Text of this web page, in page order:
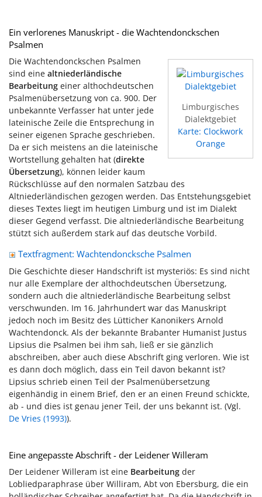
Ein verlorenes Manuskript - die Wachtendonckschen
Psalmen
Limburgisches
Dialektgebiet
Karte: Clockwork
Orange
Die Wachtendonckschen Psalmen
sind eine altniederländische
Bearbeitung einer althochdeutschen
Psalmenübersetzung von ca. 900. Der
unbekannte Verfasser hat unter jede
lateinische Zeile die Entsprechung in
seiner eigenen Sprache geschrieben.
Da er sich meistens an die lateinische
Wortstellung gehalten hat (direkte
Übersetzung), können leider kaum
Rückschlüsse auf den normalen Satzbau des
Altniederländischen gezogen werden. Das Entstehungsgebiet
dieses Textes liegt im heutigen Limburg und ist im Dialekt
dieser Gegend verfasst. Die altniederländische Bearbeitung
stützt sich außerdem stark auf das deutsche Vorbild.
Textfragment: Wachtendoncksche Psalmen
Die Geschichte dieser Handschrift ist mysteriös: Es sind nicht
nur alle Exemplare der althochdeutschen Übersetzung,
sondern auch die altniederländische Bearbeitung selbst
verschwunden. Im 16. Jahrhundert war das Manuskript
jedoch noch im Besitz des Lütticher Kanonikers Arnold
Wachtendonck. Als der bekannte Brabanter Humanist Justus
Lipsius die Psalmen bei ihm sah, ließ er sie gänzlich
abschreiben, aber auch diese Abschrift ging verloren. Wie ist
es dann doch möglich, dass ein Teil davon bekannt ist?
Lipsius schrieb einen Teil der Psalmenübersetzung
eigenhändig in einem Brief, den er an einen Freund schickte,
ab - und dies ist genau jener Teil, der uns bekannt ist. (Vgl.
De Vries (1993)).
Eine angepasste Abschrift - der Leidener Willeram
Der Leidener Willeram ist eine Bearbeitung der
Lobliedparaphrase über Williram, Abt von Ebersburg, die ein